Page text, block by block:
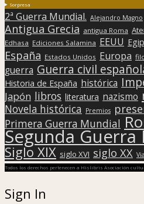
Sorpresa
2ª Guerra Mundial. Alejandro Magno
Antigua Grecia antigua Roma
Edhasa Ediciones Salamina EEUU
España Estados Unidos Europa
guerra Guerra civil
Historia de España histórica
Japón libros literatura nazismo
Novela histórica Premios
Primera Guerra Mundial
Segunda Guerra
Siglo XIX siglo XVI siglo XX
Todos los derechos pertenecen a Hislibris Asociación
Sign In